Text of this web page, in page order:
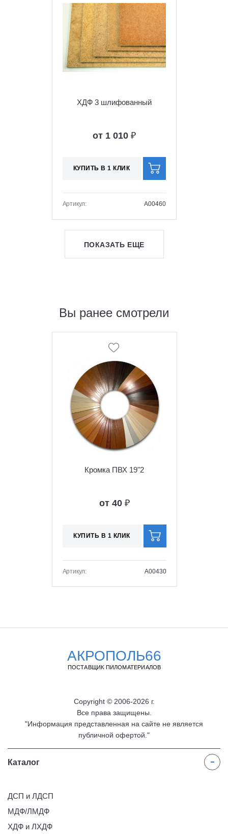
ХДФ 3 шлифованный
от 1 010 ₽
КУПИТЬ В 1 КЛИК
Артикул: A00460
ПОКАЗАТЬ ЕЩЕ
Вы ранее смотрели
Кромка ПВХ 19"2
от 40 ₽
КУПИТЬ В 1 КЛИК
Артикул: A00430
АКРОПОЛЬ66
ПОСТАВЩИК ПИЛОМАТЕРИАЛОВ
Copyright © 2006-2026 г.
Все права защищены.
"Информация представленная на сайте не является
публичной офертой."
Каталог
ДСП и ЛДСП
МДФ/ЛМДФ
ХДФ и ЛХДФ